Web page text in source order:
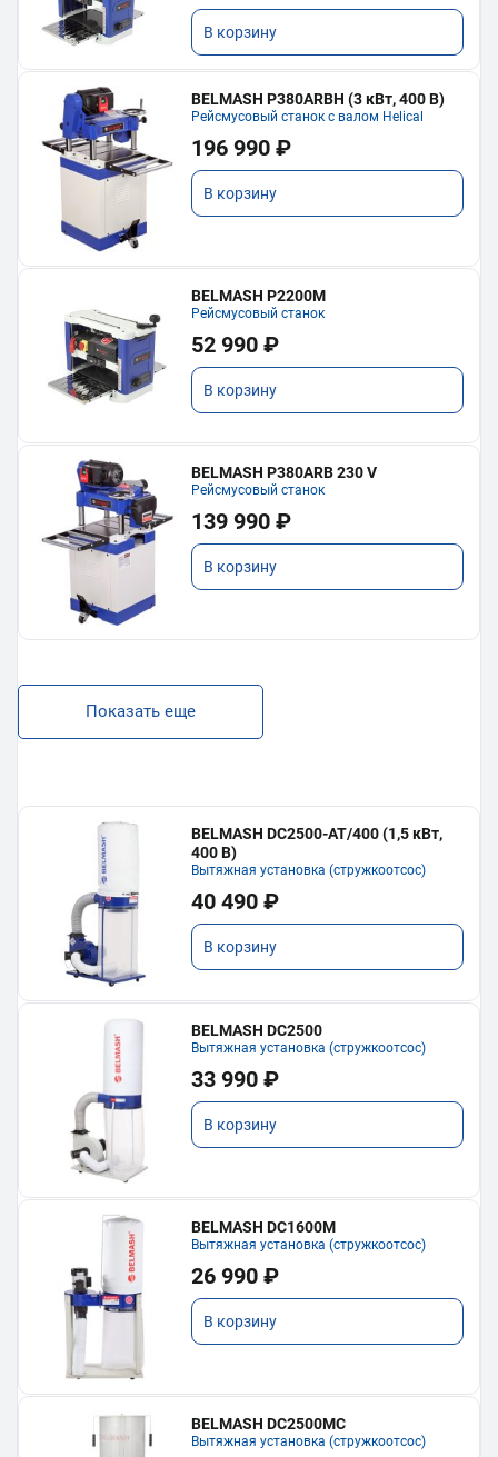
В корзину
BELMASH P380ARBH (3 кВт, 400 В)
Рейсмусовый станок с валом Helical
196 990 ₽
В корзину
BELMASH P2200M
Рейсмусовый станок
52 990 ₽
В корзину
BELMASH P380ARB 230 V
Рейсмусовый станок
139 990 ₽
В корзину
Показать еще
BELMASH DC2500-AT/400 (1,5 кВт,
400 В)
Вытяжная установка (стружкоотсос)
40 490 ₽
В корзину
BELMASH DC2500
Вытяжная установка (стружкоотсос)
33 990 ₽
В корзину
BELMASH DC1600M
Вытяжная установка (стружкоотсос)
26 990 ₽
В корзину
BELMASH DC2500MC
Вытяжная установка (стружкоотсос)